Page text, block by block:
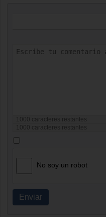
1000
caracteres restantes
1000
caracteres restantes
No soy un robot
Enviar